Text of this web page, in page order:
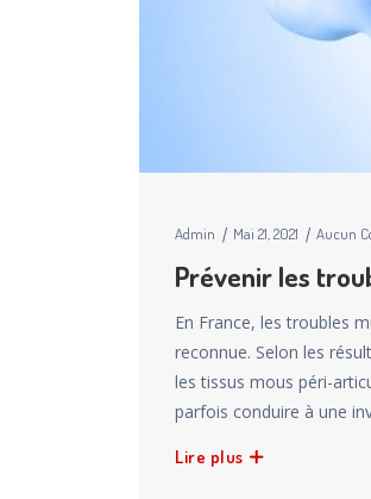
Admin Mai 21, 2021 Aucun
Prévenir les
En France, les troubles
reconnue. Selon les
les tissus mous péri-
parfois conduire à une
Lire plus